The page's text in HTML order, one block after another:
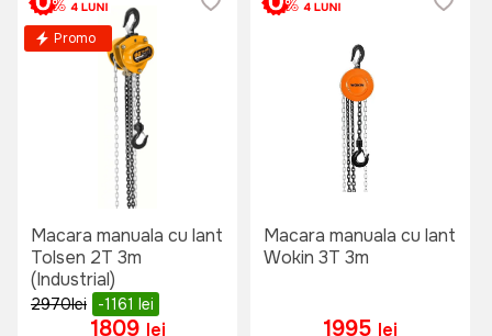
Promo
Macara manuala cu lant
Tolsen 2T 3m
(Industrial)
2970lei -1161 lei
1809 lei
Macara manuala cu lant
Wokin 3T 3m
1995 lei